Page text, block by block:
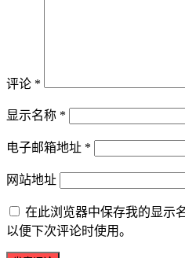
评论 *
显示名称 *
电子邮箱地址 *
网站地址
在此浏览器中保存我的显示
以便下次评论时使用。